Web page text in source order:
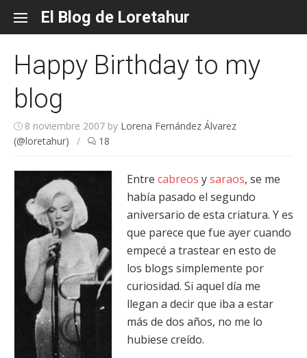
content
El Blog de Loretahur
Happy Birthday to my
blog
8 noviembre 2007 by Lorena Fernández Álvarez
(@loretahur)
/ 18
Entre cabreos ysaraos, se me
había pasado el segundo
aniversario de esta criatura. Y es
que parece que fue ayer cuando
empecé a trastear en esto de
los blogs simplemente por
curiosidad. Si aquel día me
llegan a decir que iba a estar
más de dos años, no me lo
hubiese creído.